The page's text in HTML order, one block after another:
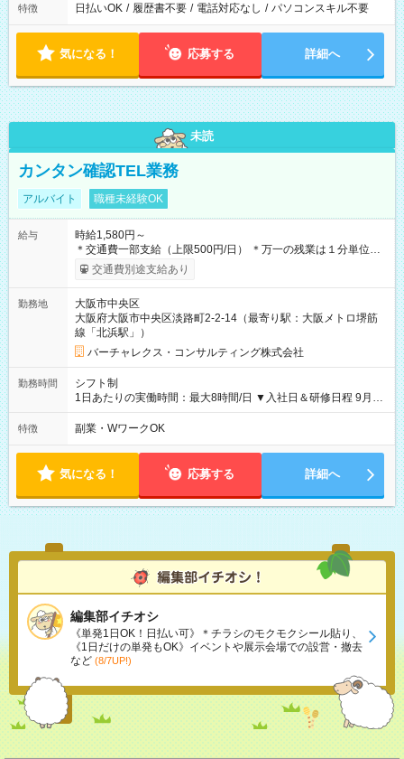
特徴 日払いOK / 履歴書不要 / 電話対応なし / パソコンスキル不要
気になる！ 応募する 詳細へ
未読
カンタン確認TEL業務
アルバイト 職種未経験OK
給与
時給1,580円～
＊交通費一部支給（上限500円/日） ＊万一の残業は１分単位で
支給します 【試用期間】試用期間あり 試用期間の長さ：1ヶ月
雇用形態、給与は本採用時と同じです。
交通費別途支給あり
勤務地
大阪市中央区
大阪府大阪市中央区淡路町2-2-14（最寄り駅：大阪メトロ堺筋
線「北浜駅」）
バーチャレクス・コンサルティング株式会社
勤務時間
シフト制
1日あたりの実働時間：最大8時間/日 ▼入社日＆研修日程 9月1
日（火）2日（水）3日（木）4日（金） 研修時間：10:00～
19:00 ＊上記4日間全ての研修の出席が採用条件となります ▼
相談に応じます *18:00～21:00なら扶養内も可
特徴 副業・WワークOK
気になる！ 応募する 詳細へ
編集部イチオシ
《単発1日OK！日払い可》＊チラシのモクモクシール貼り、
《1日だけの単発もOK》イベントや展示会場での設営・撤去
など (8/7UP!)